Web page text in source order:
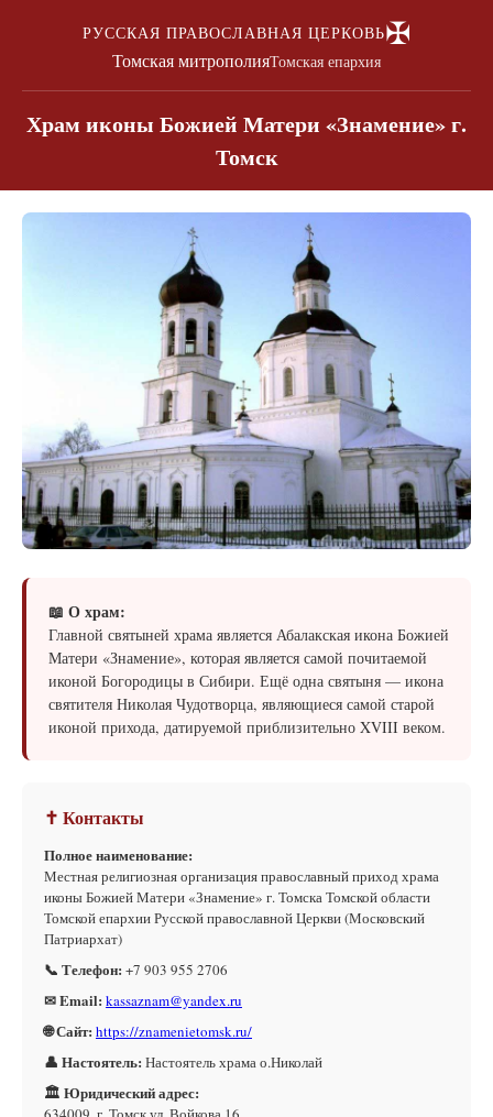
РУССКАЯ ПРАВОСЛАВНАЯ ЦЕРКОВЬ✠
Томская митрополияТомская епархия
Храм иконы Божией Матери «Знамение» г.
Томск
📖 О храм:
Главной святыней храма является Абалакская икона Божией
Матери «Знамение», которая является самой почитаемой
иконой Богородицы в Сибири. Ещё одна святыня — икона
святителя Николая Чудотворца, являющиеся самой старой
иконой прихода, датируемой приблизительно XVIII веком.
✝ Контакты
Полное наименование:
Местная религиозная организация православный приход храма
иконы Божией Матери «Знамение» г. Томска Томской области
Томской епархии Русской православной Церкви (Московский
Патриархат)
📞 Телефон: +7 903 955 2706
✉ Email: kassaznam@yandex.ru
🌐 Сайт: https://znamenietomsk.ru/
👤 Настоятель: Настоятель храма о.Николай
🏛 Юридический адрес: